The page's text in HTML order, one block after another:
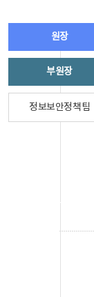
원장
부원장
정보보안정책팀